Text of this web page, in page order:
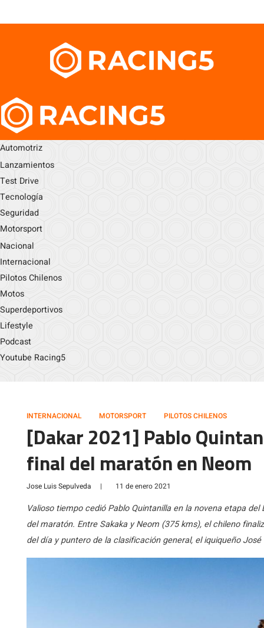
Automotriz
Lanzamientos
Test Drive
Tecnología
Seguridad
Motorsport
Nacional
Internacional
Pilotos Chilenos
Motos
Superdeportivos
Lifestyle
Podcast
Youtube Racing5
INTERNACIONAL MOTORSPORT PILOTOS CHILENOS
[Dakar 2021] Pablo
final del maratón en Neom
Jose Luis Sepulveda | 11 de enero 2021
Valioso tiempo cedió Pablo Quintanilla en la novena etapa
del maratón. Entre Sakaka y Neom (375 kms), el chileno
del día y puntero de la clasificación general, el iquiqueño